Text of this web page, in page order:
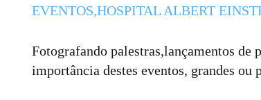
EVENTOS,HOSPITAL ALBERT
Fotografando palestras,lançamentos de
importância destes eventos, grandes ou